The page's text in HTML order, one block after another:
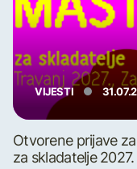
VIJESTI
Otvorene prijave
za skladatelje 2027.